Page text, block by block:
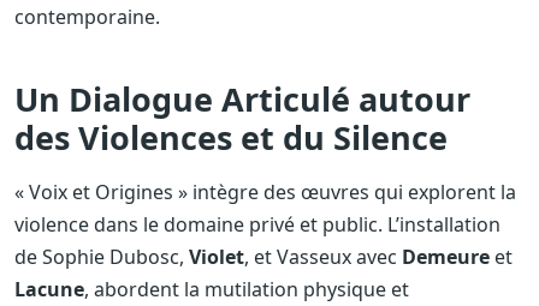
contemporaine.
Un Dialogue Articulé autour
des Violences et du Silence
« Voix et Origines » intègre des œuvres qui explorent la
violence dans le domaine privé et public. L’installation
de Sophie Dubosc, Violet, et Vasseux avec Demeure et
Lacune, abordent la mutilation physique et